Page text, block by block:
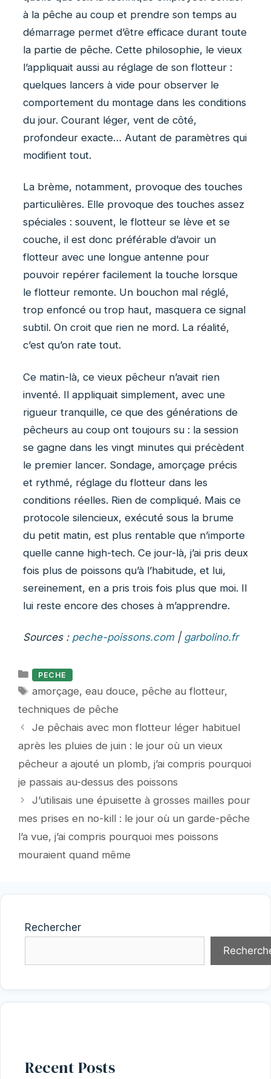
à la pêche au coup et prendre son temps au
démarrage permet d’être efficace durant toute
la partie de pêche. Cette philosophie, le vieux
l’appliquait aussi au réglage de son flotteur :
quelques lancers à vide pour observer le
comportement du montage dans les conditions
du jour. Courant léger, vent de côté,
profondeur exacte… Autant de paramètres qui
modifient tout.
La brème, notamment, provoque des touches
particulières. Elle provoque des touches assez
spéciales : souvent, le flotteur se lève et se
couche, il est donc préférable d’avoir un
flotteur avec une longue antenne pour
pouvoir repérer facilement la touche lorsque
le flotteur remonte. Un bouchon mal réglé,
trop enfoncé ou trop haut, masquera ce signal
subtil. On croit que rien ne mord. La réalité,
c’est qu’on rate tout.
Ce matin-là, ce vieux pêcheur n’avait rien
inventé. Il appliquait simplement, avec une
rigueur tranquille, ce que des générations de
pêcheurs au coup ont toujours su : la session
se gagne dans les vingt minutes qui précèdent
le premier lancer. Sondage, amorçage précis
et rythmé, réglage du flotteur dans les
conditions réelles. Rien de compliqué. Mais ce
protocole silencieux, exécuté sous la brume
du petit matin, est plus rentable que n’importe
quelle canne high-tech. Ce jour-là, j’ai pris deux
fois plus de poissons qu’à l’habitude, et lui,
sereinement, en a pris trois fois plus que moi. Il
lui reste encore des choses à m’apprendre.
Sources : peche-poissons.com | garbolino.fr
Catégories
PECHE
Étiquettes
amorçage,eau douce, pêche au flotteur,
techniques de pêche
Je pêchais avec mon flotteur léger habituel
après les pluies de juin : le jour où un vieux
pêcheur a ajouté un plomb, j’ai compris pourquoi
je passais au-dessus des poissons
J’utilisais une épuisette à grosses mailles pour
mes prises en no-kill : le jour où un garde-pêche
l’a vue, j’ai compris pourquoi mes poissons
mouraient quand même
Rechercher
Recent Posts